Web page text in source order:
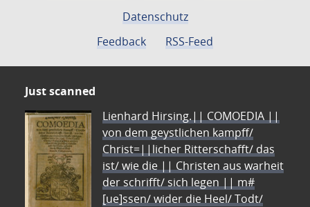
Datenschutz
Feedback
RSS-Feed
Just scanned
Lienhard Hirsing.|| COMOEDIA ||
von dem geystlichen kampff/
Christ=||licher Ritterschafft/ das
ist/ wie die || Christen aus warheit
der schrifft/ sich legen || m#
[ue]ssen/ wider die Heel/ Todt/